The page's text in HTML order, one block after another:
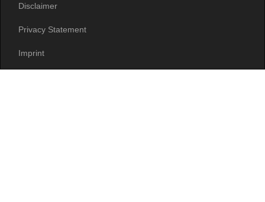
Disclaimer
Privacy Statement
Imprint